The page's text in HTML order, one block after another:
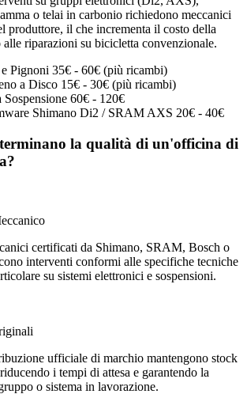
o telai in carbonio richiedono meccanici
produttore, il che incrementa il costo della
alle riparazioni su bicicletta convenzionale.
Pignoni 35€ - 60€ (più ricambi)
a Disco 15€ - 30€ (più ricambi)
60€ - 120€
Shimano Di2 / SRAM AXS 20€ - 40€
la qualità di un'officina di
certificati da Shimano, SRAM, Bosch o
interventi conformi alle specifiche tecniche
su sistemi elettronici e sospensioni.
ufficiale di marchio mantengono stock
i tempi di attesa e garantendo la
o sistema in lavorazione.